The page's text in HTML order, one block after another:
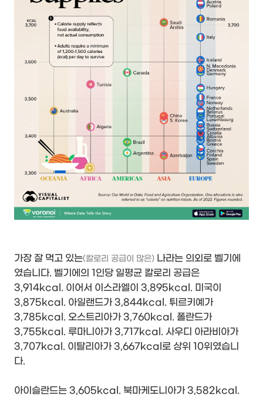
가장 잘 먹고 있는(칼로리 공급이 많은) 나라는 의외로 벨기에
였습니다. 벨기에의 1인당 일평균 칼로리 공급은
3,914kcal. 이어서 이스라엘이 3,895kcal. 미국이
3,875kcal. 아일랜드가 3,844kcal. 튀르키예가
3,785kcal. 오스트리아가 3,760kcal. 폴란드가
3,755kcal. 루마니아가 3,717kcal. 사우디 아라비아가
3,707kcal. 이탈리아가 3,667kcal로 상위 10위였습니
다.
아이슬란드는 3,605kcal. 북마케도니아가 3,582kcal.